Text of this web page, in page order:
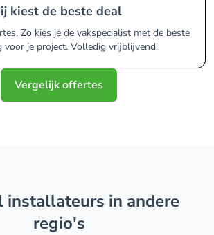
Jij kiest de beste deal
Zo kies je de vakspecialist met de beste
voor je project. Volledig vrijblijvend!
Vergelijk offertes
regio's